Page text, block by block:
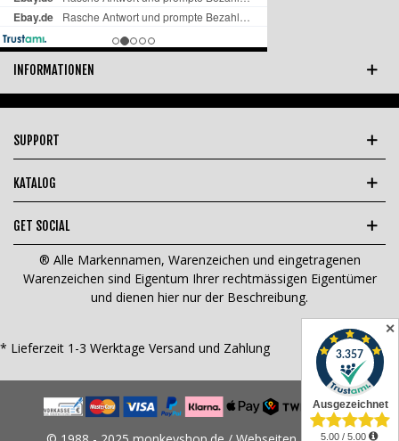
✕
INFORMATIONEN
SUPPORT
KATALOG
GET SOCIAL
® Alle Markennamen, Warenzeichen und eingetragenen
Warenzeichen sind Eigentum Ihrer rechtmässigen Eigentümer
und dienen hier nur der Beschreibung.
* Lieferzeit 1-3 Werktage Versand und Zahlung